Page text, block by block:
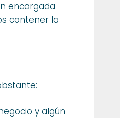
encargada
contener la
y algún